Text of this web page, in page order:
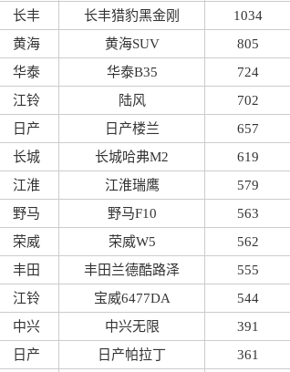
长丰 长丰猎豹黑金刚 1034
黄海 黄海SUV 805
华泰 华泰B35 724
江铃 陆风 702
日产 日产楼兰 657
长城 长城哈弗M2 619
江淮 江淮瑞鹰 579
野马 野马F10 563
荣威 荣威W5 562
丰田 丰田兰德酷路泽 555
江铃 宝威6477DA 544
中兴 中兴无限 391
日产 日产帕拉丁 361